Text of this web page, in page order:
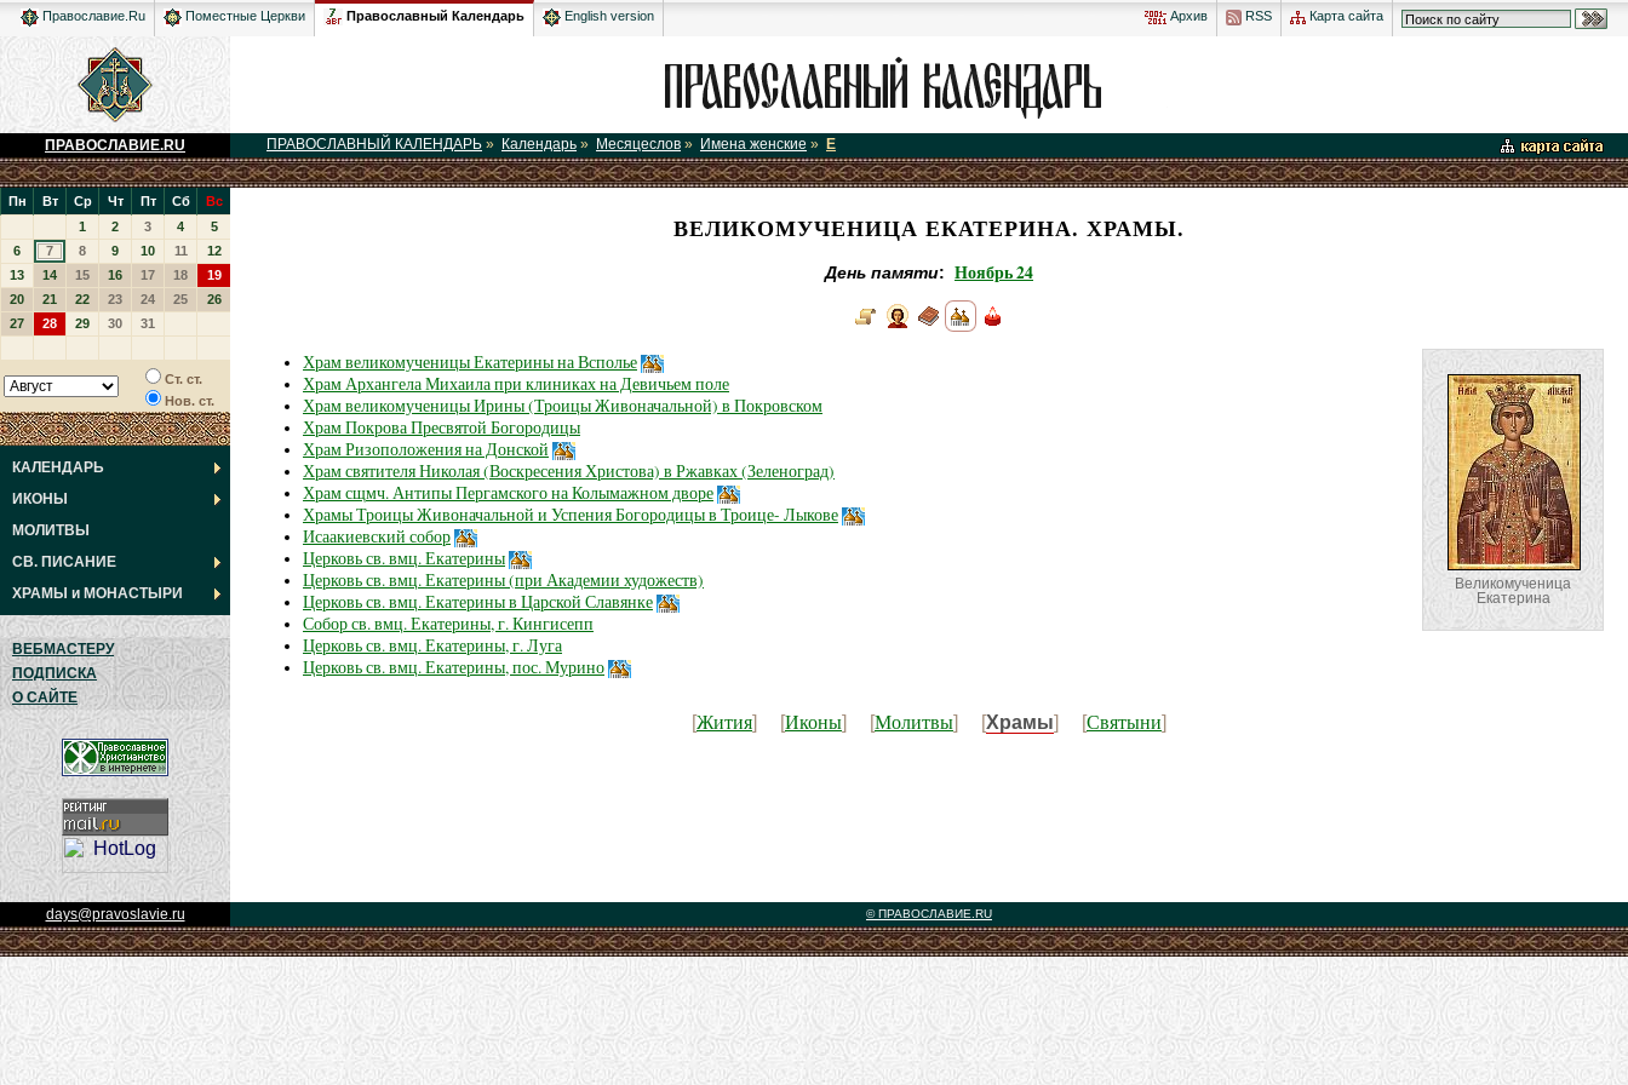
Архив RSS Карта сайта
Православие.Ru Поместные Церкви Православный Календарь English version
ПРАВОСЛАВИЕ.RU ПРАВОСЛАВНЫЙ КАЛЕНДАРЬ » Календарь » Месяцеслов » Имена женские » Е
Пн Вт Ср Чт Пт Сб
Вс
1
2 3 4
5
6
7 8 9 10 11
12
13
14 15 16 17 18
19
20
21 22 23 24 25
26
27
28 29 30 31
Ст. ст.
Нов. ст.
КАЛЕНДАРЬ
ИКОНЫ
МОЛИТВЫ
СВ. ПИСАНИЕ
ХРАМЫ и МОНАСТЫРИ
ВЕБМАСТЕРУ
ПОДПИСКА
О САЙТЕ
ВЕЛИКОМУЧЕНИЦА ЕКАТЕРИНА. ХРАМЫ.
День памяти: Ноябрь 24
Великомученица
Екатерина
Храм великомученицы Екатерины на Всполье
Храм Архангела Михаила при клиниках на Девичьем поле
Храм великомученицы Ирины (Троицы Живоначальной) в Покровском
Храм Покрова Пресвятой Богородицы
Храм Ризоположения на Донской
Храм святителя Николая (Воскресения Христова) в Ржавках (Зеленоград)
Храм сщмч. Антипы Пергамского на Колымажном дворе
Храмы Троицы Живоначальной и Успения Богородицы в Троице- Лыкове
Исаакиевский собор
Церковь св. вмц. Екатерины
Церковь св. вмц. Екатерины (при Академии художеств)
Церковь св. вмц. Екатерины в Царской Славянке
Собор св. вмц. Екатерины, г. Кингисепп
Церковь св. вмц. Екатерины, г. Луга
Церковь св. вмц. Екатерины, пос. Мурино
[Жития] [Иконы] [Молитвы] [Храмы] [Святыни]
days@pravoslavie.ru © ПРАВОСЛАВИЕ.RU